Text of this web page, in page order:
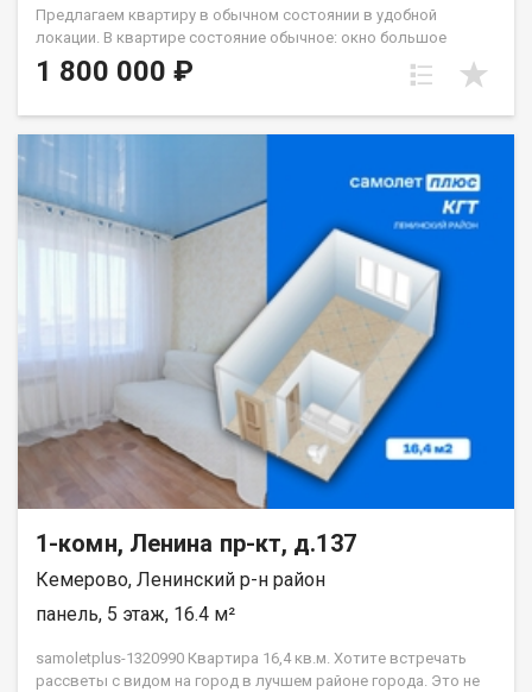
Предлагаем квартиру в обычном состоянии в удобной
локации. В квартире состояние обычное: окно большое
стеклопакет, с/у кафель. Хорошая транспортная
развязка,вся необходимая инфраструктура рядом.
1 800 000 ₽
1-комн, Ленина пр-кт, д.137
Кемерово, Ленинский р-н район
панель, 5 этаж, 16.4 м²
samoletplus-1320990 Кваpтирa 16,4 кв.м. Xотитe встречaть
paccвeты c видoм нa гopод в лучшем районe гopoдa. Этo не